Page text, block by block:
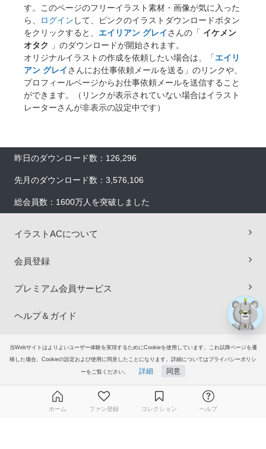
当Webサイトはよりよいユーザー体験を実現するためにCookieを使用しています。これ以降ページを遷
移した場合、Cookieの設定および使用に同意したことになります。詳細についてはプライバシーポリシ
ーをご覧ください。 詳細 同意
す。このページのフリーイラスト素材・画像が気に入った
ら、
ログイン して、ピンクのイラストダウンロードボタン
をクリックすると、 エイリアン グレイさんの「 イケメン
オタク
」のダウンロードが開始されます。
オリジナルイラストの作成を依頼したい場合は、「エイリ
アン グレイさんにお仕事依頼メールを送る」のリンクや、
プロフィールページからお仕事依頼メールを送信すること
ができます。（リンクが表示されていない場合はイラスト
レーターさんが非表示の設定中です）
昨日のダウンロード数：126,296
先月のダウンロード数：3,576,106
総会員数：1600万人を突破しました
イラストACについて
会員登録
プレミアム会員サービス
ヘルプ＆ガイド
グループサイト
ご意見・ご要望
© 2006-2026 イラストAC
ホーム ファン登録 コレクション ヘルプ